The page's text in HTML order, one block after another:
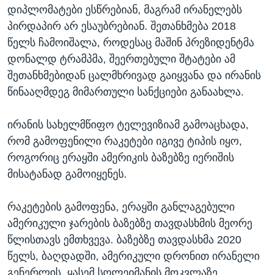
დიპლომატები ესწრებიან, მაგრამ ირანელებს
პირდაპირ არ ესაუბრებიან. შეთანხმება 2018
წელს ჩამოიშალა, როდესაც მაშინ პრეზიდენტმა
დონალდ ტრამპმა, შეერთებული შტატები ამ
შეთანხმებიდან ცალმხრივად გაიყვანა და ირანის
წინააღმდეგ მიმართული სანქციები განაახლა.
ირანის სახელმწიფო ტელევიზიამ გამოაცხადა,
რომ გამოფენილი რაკეტები იგივე ტიპის იყო,
როგორიც ერაყში ამერიკის ბაზებზე იერიშის
მისატანად გამოიყენეს.
რაკეტების გამოფენა, ერაყში განლაგებული
ამერიკული ჯარების ბაზებზე თავდასხმის მეორე
წლისთავს ემთხვევა. ბაზებზე თავდასხმა 2020
წელს, ბაღდადში, ამერიკული დრონით ირანელი
გენერლის, ყასემ სოლეიმანის მოკვლაზე